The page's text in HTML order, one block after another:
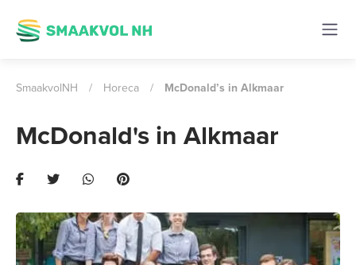
SmaakvolNH / Horeca / McDonald’s in Alkmaar
McDonald's in Alkmaar